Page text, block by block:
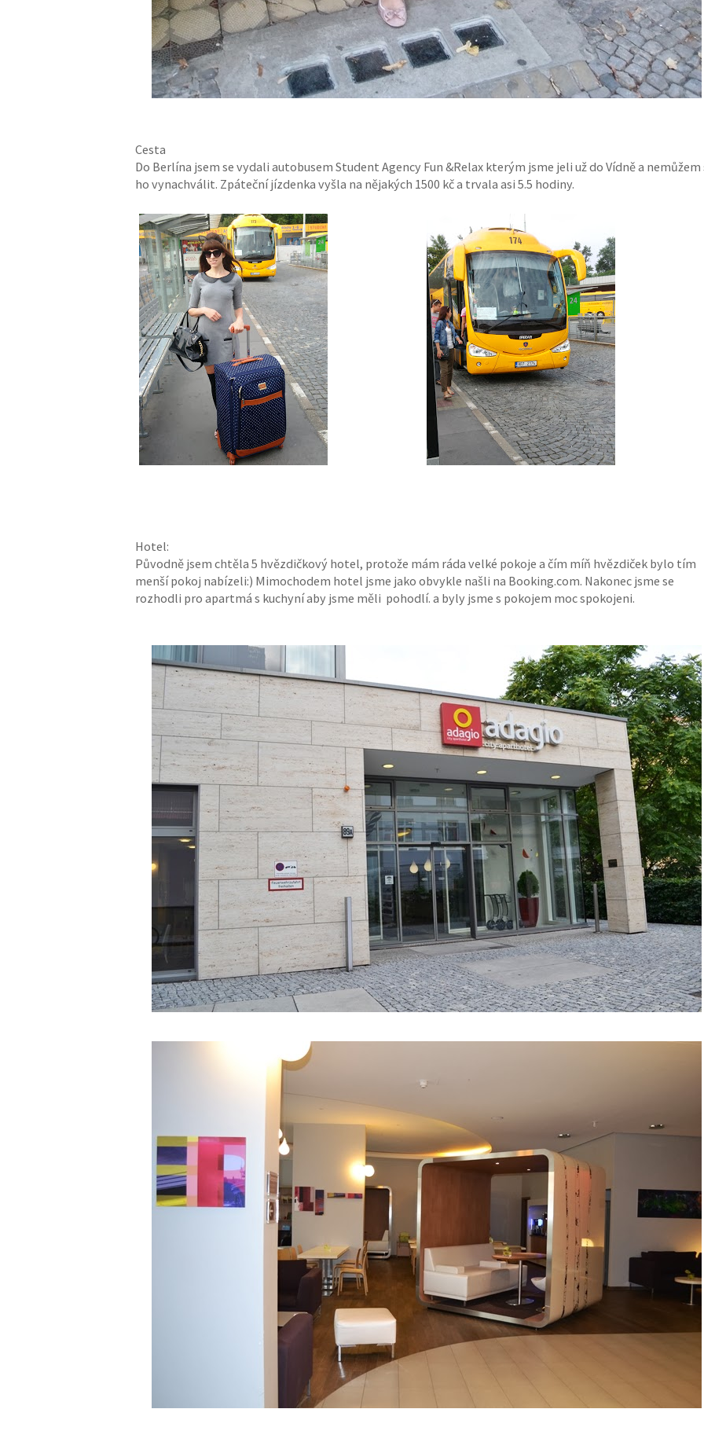
Cesta
Do Berlína jsem se vydali autobusem Student Agency Fun &Relax kterým jsme jeli už do Vídně a nemůžem
ho vynachválit. Zpáteční jízdenka vyšla na nějakých 1500 kč a trvala asi 5.5 hodiny.
Hotel:
Původně jsem chtěla 5 hvězdičkový hotel, protože mám ráda velké pokoje a čím míň hvězdiček bylo tím
menší pokoj nabízeli:) Mimochodem hotel jsme jako obvykle našli na Booking.com. Nakonec jsme se
rozhodli pro apartmá s kuchyní aby jsme měli pohodlí. a byly jsme s pokojem moc spokojeni.